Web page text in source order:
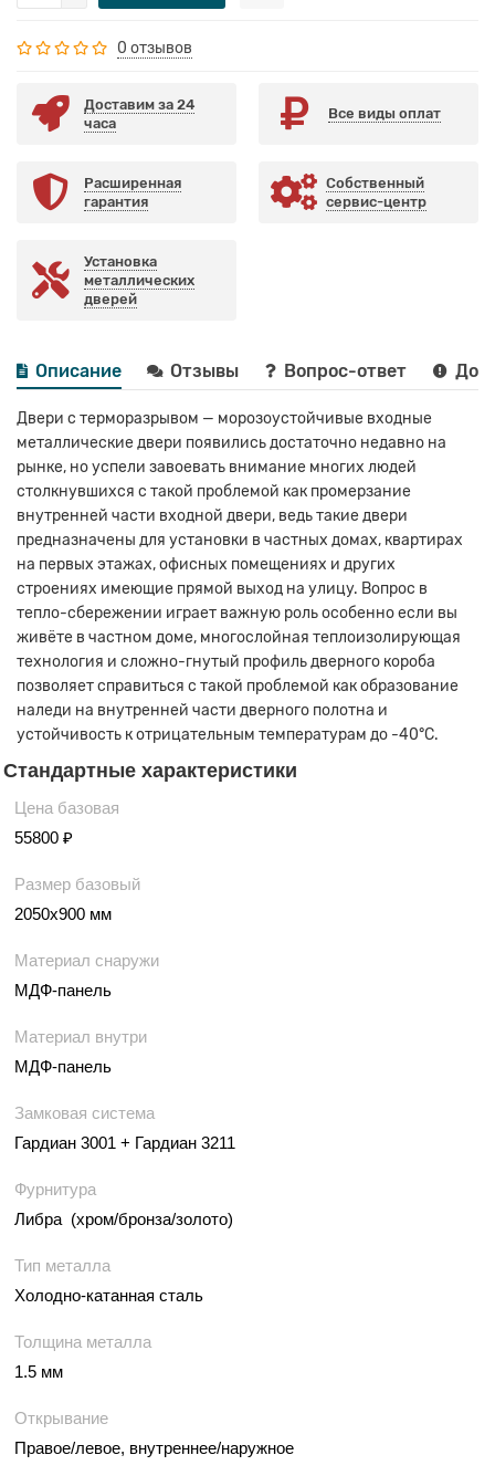
0 отзывов
Доставим за 24
часа
Все виды оплат
Расширенная
гарантия
Собственный
сервис-центр
Установка
металлических
дверей
Описание Отзывы Вопрос-ответ
Двери с терморазрывом — морозоустойчивые входные
металлические двери появились достаточно недавно на
рынке, но успели завоевать внимание многих людей
столкнувшихся с такой проблемой как промерзание
внутренней части входной двери, ведь такие двери
предназначены для установки в частных домах, квартирах
на первых этажах, офисных помещениях и других
строениях имеющие прямой выход на улицу. Вопрос в
тепло-сбережении играет важную роль особенно если вы
живёте в частном доме, многослойная теплоизолирующая
технология и сложно-гнутый профиль дверного короба
позволяет справиться с такой проблемой как образование
наледи на внутренней части дверного полотна и
устойчивость к отрицательным температурам до -40°С.
Стандартные характеристики
Цена базовая
55800 ₽
Размер базовый
2050х900 мм
Материал снаружи
МДФ-панель
Материал внутри
МДФ-панель
Замковая система
Гардиан 3001 + Гардиан 3211
Фурнитура
Либра (хром/бронза/золото)
Тип металла
Холодно-катанная сталь
Толщина металла
1.5 мм
Открывание
Правое/левое, внутреннее/наружное